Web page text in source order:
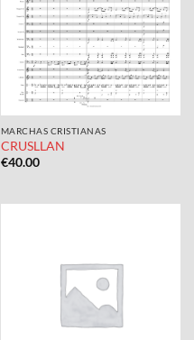
MARCHAS CRISTIANAS
CRUSLLAN
€40.00